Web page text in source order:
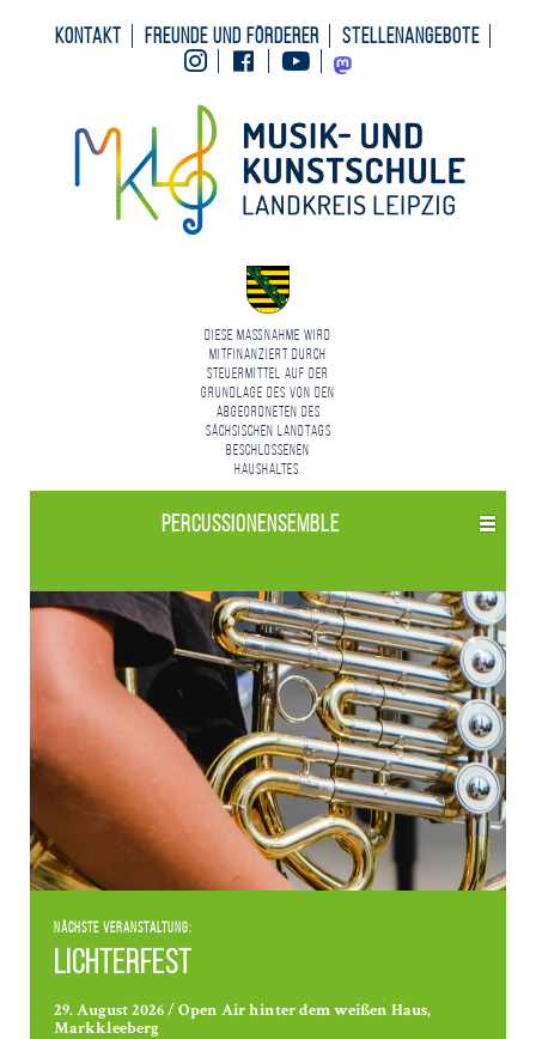
Kontakt Freunde und Förderer
Stellenangebote
InstagramFacebookYoutubeMastodon
Diese Maßnahme wird
mitfinanziert durch
Steuermittel auf der
Grundlage des von den
Abgeordneten des
Sächsischen Landtags
beschlossenen
Haushaltes.
Percussion­ensemble
Nächste Veranstaltung:
Lichterfest
29. August 2026 / Open Air hinter dem weißen Haus,
Markkleeberg